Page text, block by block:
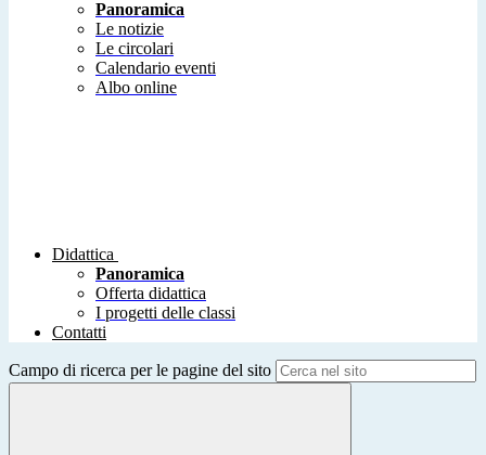
Panoramica
Le notizie
Le circolari
Calendario eventi
Albo online
Didattica
Panoramica
Offerta didattica
I progetti delle classi
Contatti
Campo di ricerca per le pagine del sito